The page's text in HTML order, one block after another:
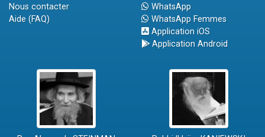
Nous contacter
Aide (FAQ)
WhatsApp
WhatsApp Femmes
Application iOS
Application Android